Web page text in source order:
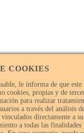
COOKIES
le informa de que este
cookies, propias y de
para realizar
a través del análisis
directamente a
a todas las